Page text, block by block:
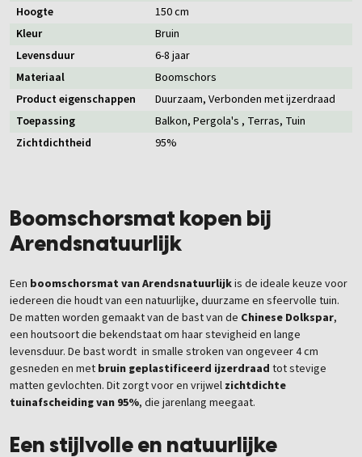
Boomschorsmat kopen bij
Arendsnatuurlijk
Een boomschorsmat van Arendsnatuurlijkis de ideale keuze voor
iedereen die houdt van een natuurlijke, duurzame en sfeervolle tuin.
De matten worden gemaakt van de bast van de Chinese Dolkspar,
een houtsoort die bekendstaat om haar stevigheid en lange
levensduur. De bast wordt in smalle stroken van ongeveer 4 cm
gesneden en met bruin geplastificeerd ijzerdraad tot stevige
matten gevlochten. Dit zorgt voor en vrijwel zichtdichte
tuinafscheiding van 95%, die jarenlang meegaat.
Een stijlvolle en natuurlijke
Hoogte
150 cm
Kleur
Bruin
Levensduur
6-8 jaar
Materiaal
Boomschors
Product eigenschappen
Duurzaam, Verbonden met ijzerdraad
Toepassing
Balkon, Pergola's , Terras, Tuin
Zichtdichtheid
95%